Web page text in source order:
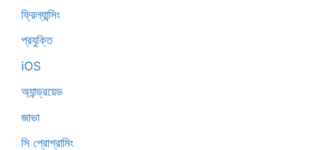
ফ্রিল্যান্সিং
প্রযুক্তি
iOS
অ্যান্ড্রয়েড
জাভা
সি প্রোগ্রামিং